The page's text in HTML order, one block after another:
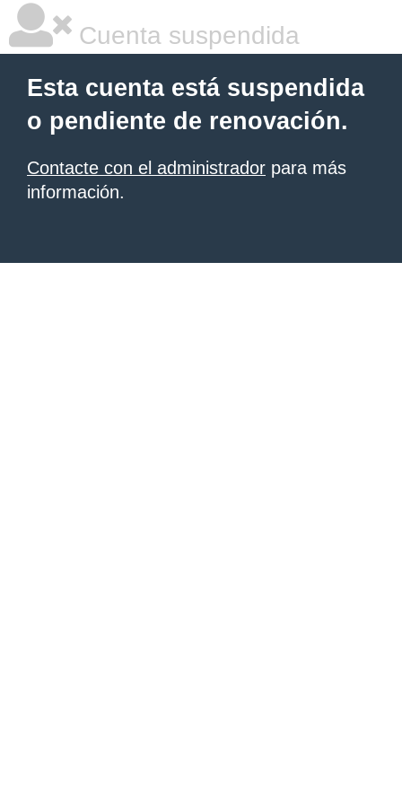
Cuenta suspendida
Esta cuenta está suspendida
o pendiente de renovación.
Contacte con el administrador para más
información.